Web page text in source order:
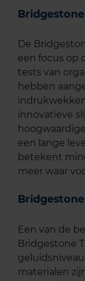
De
een focus op
tests van
hebben
innovatieve
een lange
betekent
meer waar
Bridgestone
Een van de
Bridgestone
materialen